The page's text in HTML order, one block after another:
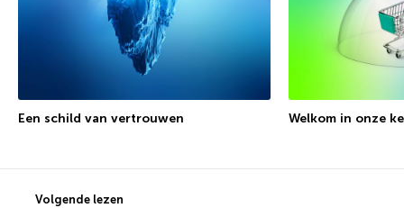
Een schild van vertrouwen Welkom in onze
Volgende lezen